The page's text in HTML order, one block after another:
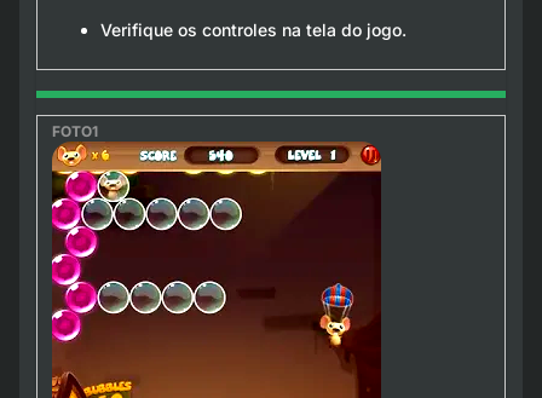
Verifique os controles na tela do jogo.